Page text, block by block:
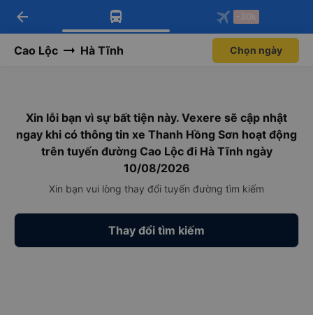
Tải app Vexere ngay!
Nhận ưu đãi thành viên độc
Mở app
Tải app Vexere
-30k/ghế khi đặt vé máy bay qua
Mở app
arrow_back -30k
Cao Lộc Hà Tĩnh Chọn ngày
Xin lỗi bạn vì sự bất tiện này. Vexere sẽ cập nhật
ngay khi có thông tin xe Thanh Hồng Sơn hoạt động
trên tuyến đường Cao Lộc đi Hà Tĩnh ngày
10/08/2026
Xin bạn vui lòng thay đổi tuyến đường tìm kiếm
Thay đổi tìm kiếm